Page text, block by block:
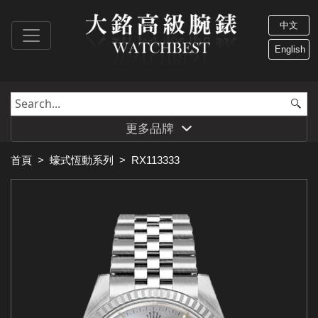
中文
English
更多品牌
首頁 > 蠔式恆動系列 > RX113333